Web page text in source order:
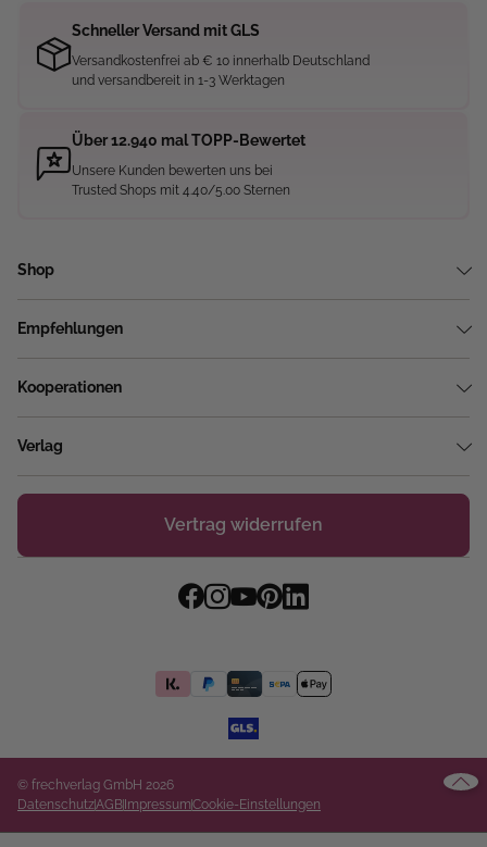
Schneller Versand mit GLS
Versandkostenfrei ab € 10 innerhalb Deutschland
und versandbereit in 1-3 Werktagen
Über 12.940 mal TOPP-Bewertet
Unsere Kunden bewerten uns bei
Trusted Shops mit 4.40/5.00 Sternen
Shop
Empfehlungen
Kooperationen
Verlag
Vertrag widerrufen
© frechverlag GmbH 2026
DatenschutzAGB ImpressumCookie-Einstellungen